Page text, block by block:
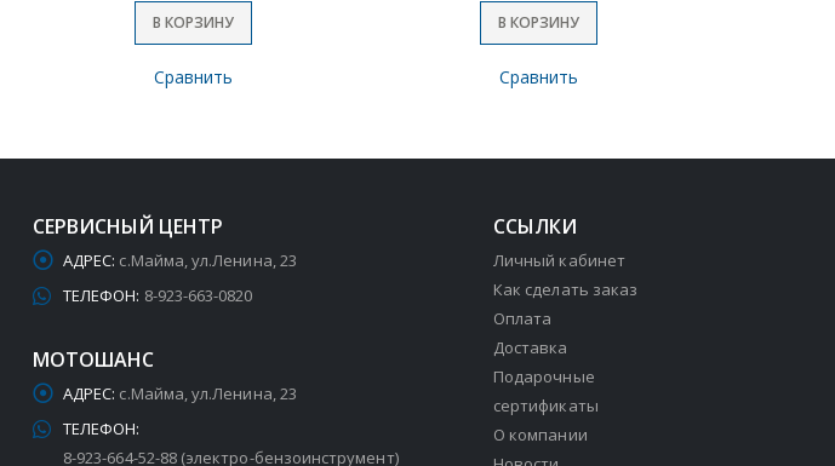
В КОРЗИНУ
Сравнить
В КОРЗИНУ
Сравнить
СЕРВИСНЫЙ ЦЕНТР
АДРЕС: с.Майма, ул.Ленина, 23
ТЕЛЕФОН: 8-923-663-0820
МОТОШАНС
АДРЕС: с.Майма, ул.Ленина, 23
ТЕЛЕФОН:
8-923-664-52-88 (электро-бензоинструмент)
ССЫЛКИ
Личный кабинет
Как сделать заказ
Оплата
Доставка
Подарочные
сертификаты
О компании